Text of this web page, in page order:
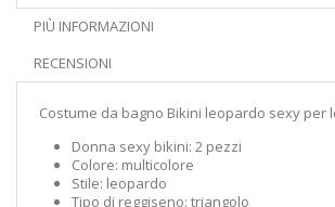
PIÙ INFORMAZIONI
RECENSIONI
Costume da bagno Bikini leopardo sexy per
Donna sexy bikini: 2 pezzi
Colore: multicolore
Stile: leopardo
Tipo di reggiseno: triangolo